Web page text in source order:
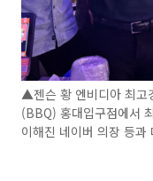
▲젠슨 황 엔비디아 최고
(BBQ) 홍대입구점에서
이해진 네이버 의장 등